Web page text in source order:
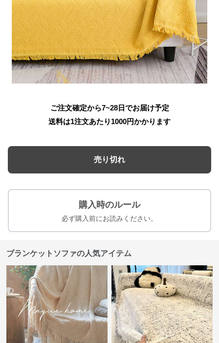
ご注文確定から7~28日でお届け予定
送料は1注文あたり 1000円かかります
売り切れ
購入時のルール
必ず購入前にお読みください。
ブランケットソファの人気アイテム